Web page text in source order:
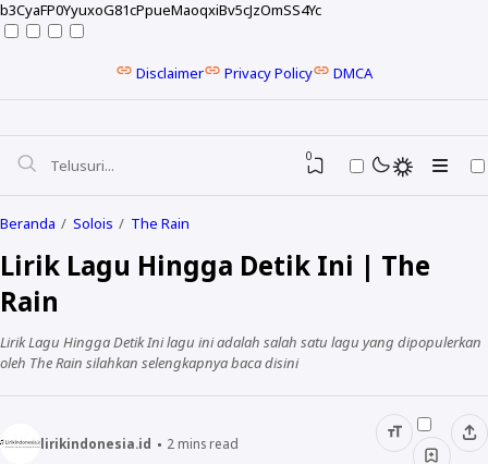
b3CyaFP0YyuxoG81cPpueMaoqxiBv5cJzOmSS4Yc
Disclaimer Privacy Policy DMCA
NELA KARISMA
0
Beranda Solois The Rain
Lirik Lagu Hingga Detik Ini | The
Rain
Lirik Lagu Hingga Detik Ini lagu ini adalah salah satu lagu yang dipopulerkan
oleh The Rain silahkan selengkapnya baca disini
lirikindonesia.id 2mins read